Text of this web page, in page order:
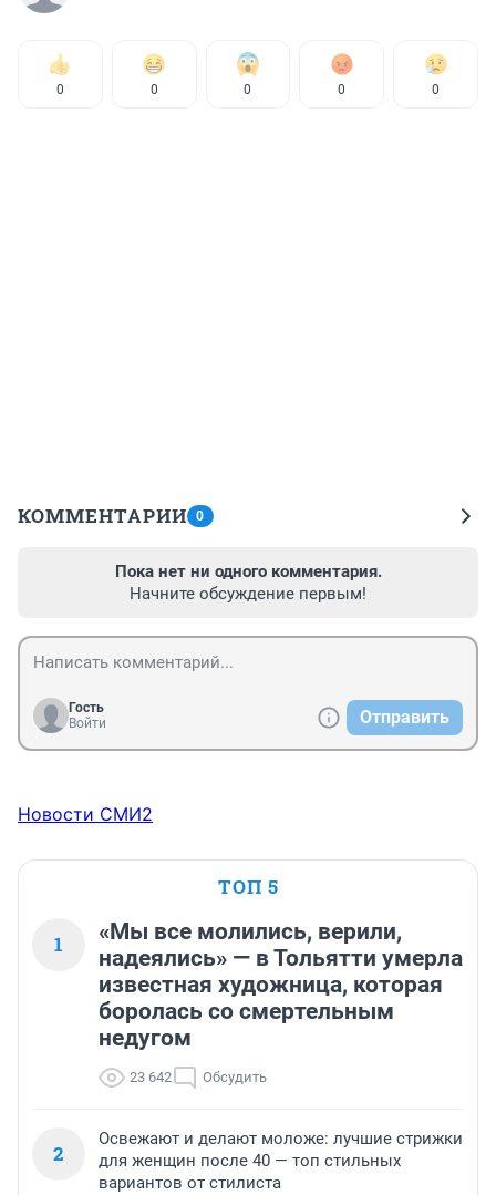
0 0 0 0 0
КОММЕНТАРИИ 0
Пока нет ни одного комментария.
Начните обсуждение первым!
Гость
Войти
Отправить
Новости СМИ2
ТОП 5
1
«Мы все молились, верили,
надеялись» — в Тольятти умерла
известная художница, которая
боролась со смертельным
недугом
23 642 Обсудить
2
Освежают и делают моложе: лучшие стрижки
для женщин после 40 — топ стильных
вариантов от стилиста